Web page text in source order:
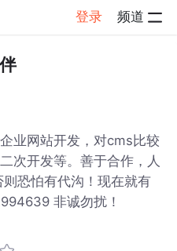
登录 频道
详情
业网站开发，对cms比较
次开发等。善于合作，人
恐怕有代沟！现在就有
非诚勿扰！